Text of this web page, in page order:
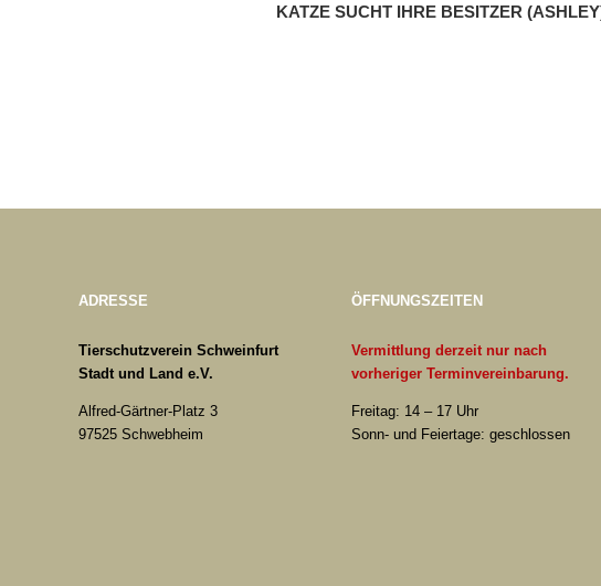
KATZE SUCHT IHRE BESITZER
ADRESSE
Tierschutzverein Schweinfurt
Stadt und Land e.V.
Alfred-Gärtner-Platz 3
97525 Schwebheim
ÖFFNUNGSZEITEN
Vermittlung derzeit nur nach
vorheriger Terminvereinbarung.
Freitag: 14 – 17 Uhr
Sonn- und Feiertage: geschlossen